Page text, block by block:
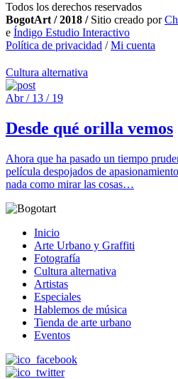
Todos los derechos reservados
BogotArt / 2018 /Sitio creado por
e Índigo Estudio Interactivo
Política de privacidad /Mi cuenta
Cultura alternativa
Abr / 13 / 19
Desde qué orilla vemos
Ahora que ha pasado un tiempo
película despojados de
nada como mirar las cosas…
Inicio
Arte Urbano y Graffiti
Fotografía
Cultura alternativa
Artistas
Especiales
Hablemos de música
Tienda de arte urbano
Eventos